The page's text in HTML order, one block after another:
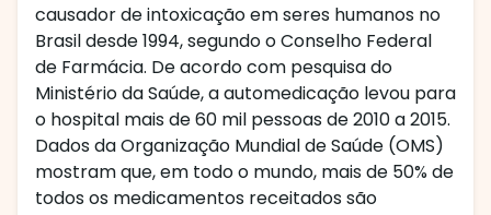
causador de intoxicação em seres humanos no
Brasil desde 1994, segundo o Conselho Federal
de Farmácia. De acordo com pesquisa do
Ministério da Saúde, a automedicação levou para
o hospital mais de 60 mil pessoas de 2010 a 2015.
Dados da Organização Mundial de Saúde (OMS)
mostram que, em todo o mundo, mais de 50% de
todos os medicamentos receitados são